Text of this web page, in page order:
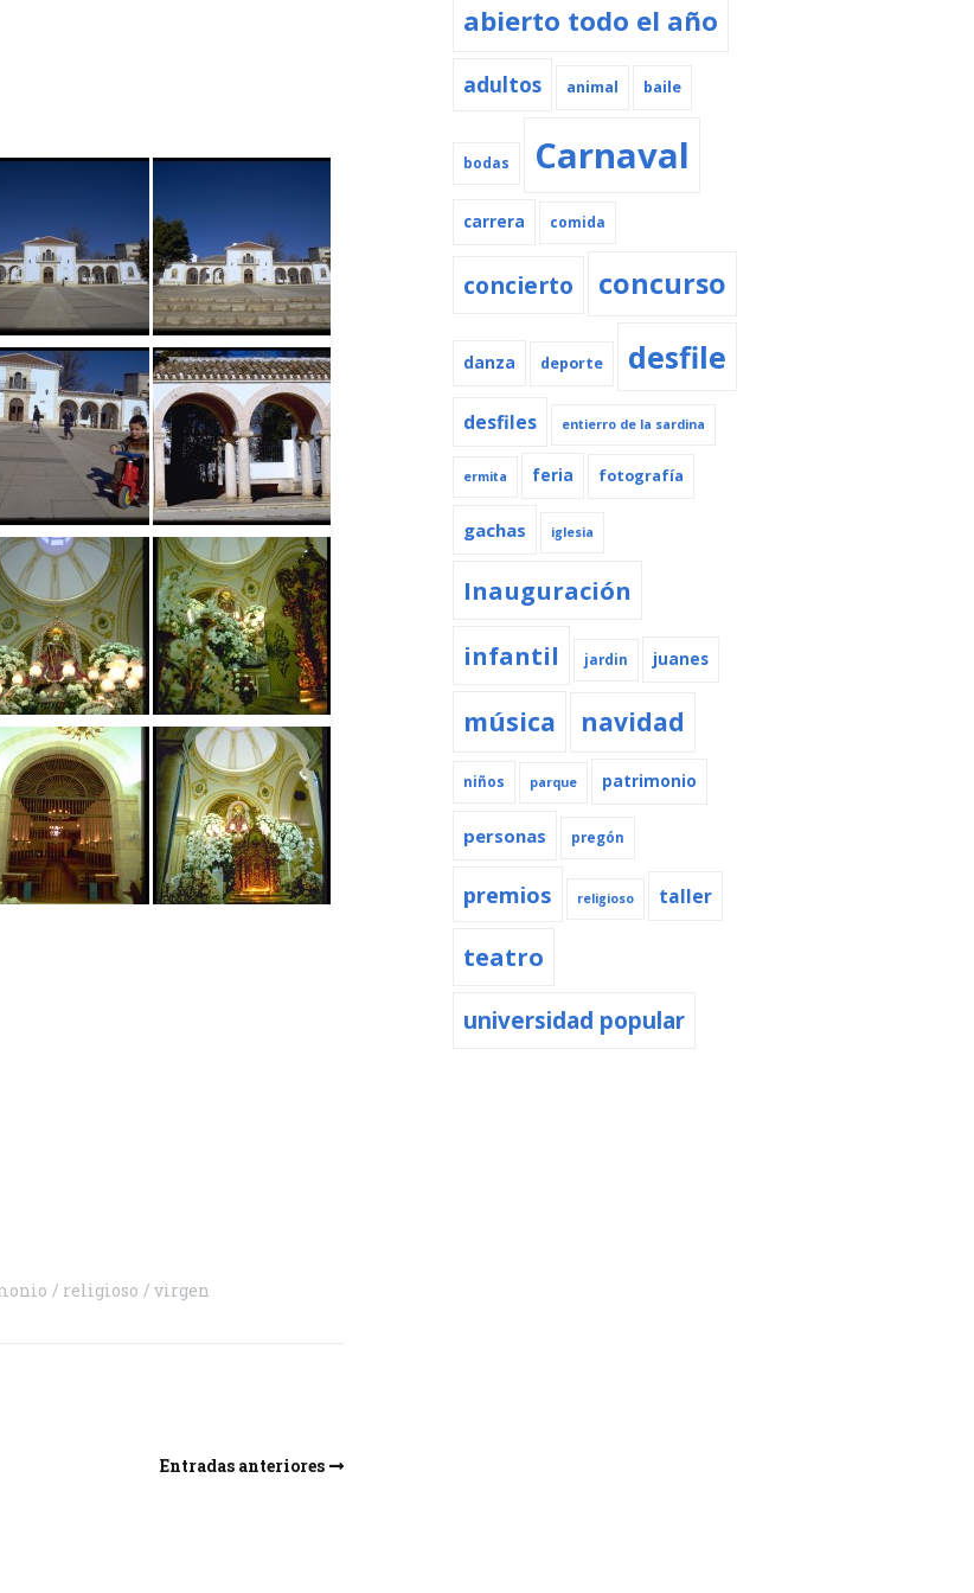
religioso virgen
Entradas anteriores
abierto todo el año
adultos animal baile
bodas Carnaval
carrera comida
concierto concurso
danza deporte desfile
desfiles entierro de la sardina
ermita feria fotografía
gachas iglesia
Inauguración
infantil
jardin juanes
música navidad
niños parque patrimonio
personas pregón
premios religioso taller
teatro
universidad popular